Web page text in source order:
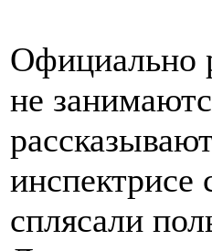
Официально
не
сплясали